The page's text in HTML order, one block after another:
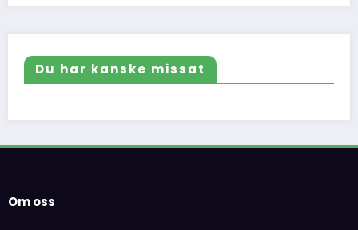
Du har kanske missat
Om oss